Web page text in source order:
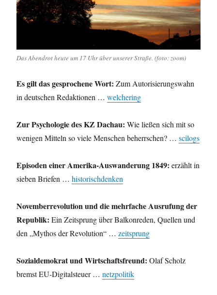
Das Abendrot heute um 17 Uhr über unserer Straße. (foto: zoom)
Es gilt das gesprochene Wort: Zum Autorisierungswahn
in deutschen Redaktionen …welchering
Zur Psychologie des KZ Dachau: Wie ließen sich mit so
wenigen Mitteln so viele Menschen beherrschen? …scilogs
Episoden einer Amerika-Auswanderung 1849: erzählt in
sieben Briefen …historischdenken
Novemberrevolution und die mehrfache Ausrufung der
Republik: Ein Zeitsprung über Balkonreden, Quellen und
den „Mythos der Revolution“ …zeitsprung
Sozialdemokrat und Wirtschaftsfreund: Olaf Scholz
bremst EU-Digitalsteuer …netzpolitik